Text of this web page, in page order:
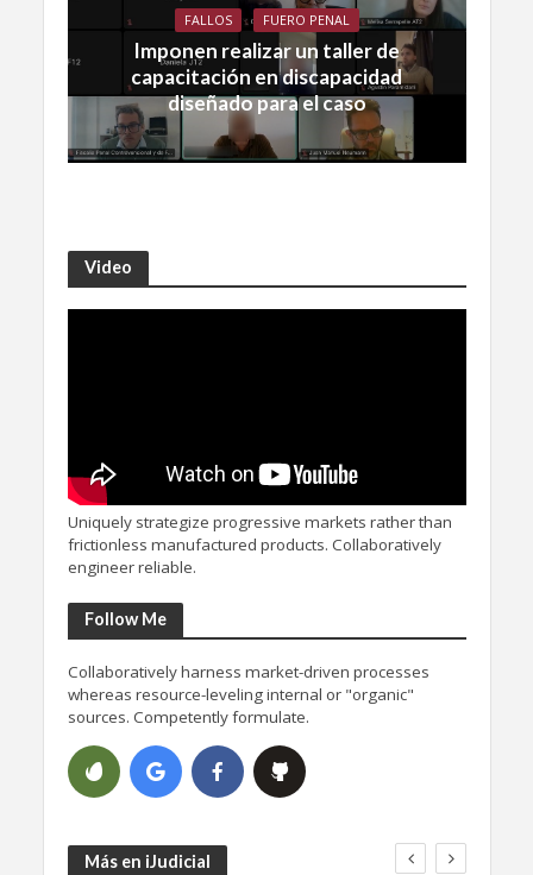
FALLOS FUERO PENAL
Imponen realizar un taller de
capacitación en discapacidad
diseñado para el caso
Video
Uniquely strategize progressive markets rather than
frictionless manufactured products. Collaboratively
engineer reliable.
Follow Me
Collaboratively harness market-driven processes
whereas resource-leveling internal or "organic"
sources. Competently formulate.
Más en iJudicial